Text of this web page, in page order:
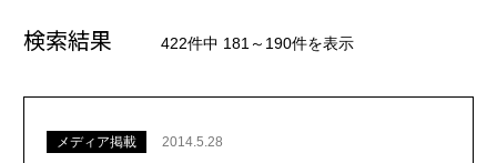
検索結果 422件中 181～190件を表示
メディア掲載 2014.5.28